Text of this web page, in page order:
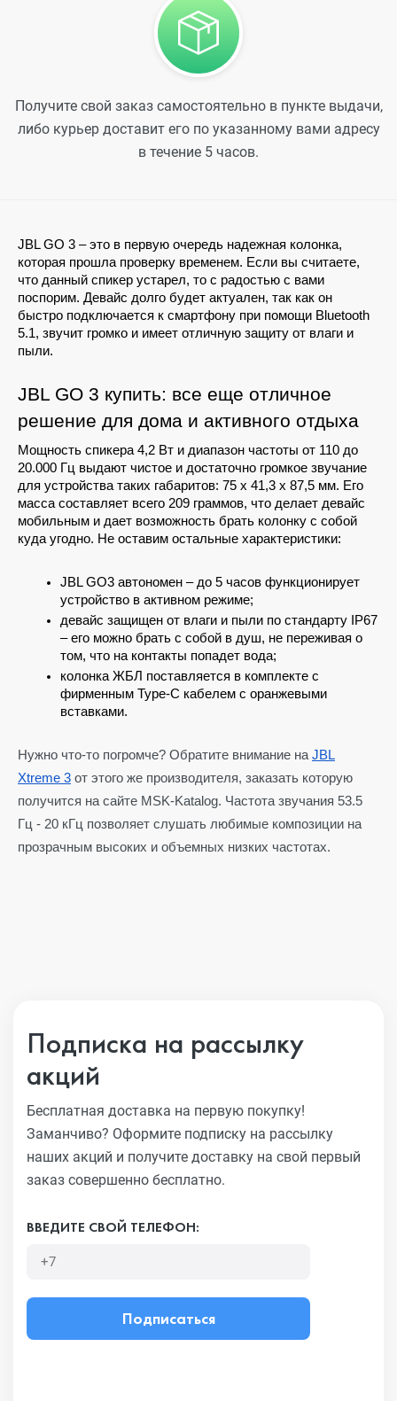
Получите свой заказ самостоятельно в пункте выдачи,
либо курьер доставит его по указанному вами адресу
в течение 5 часов.
JBL GO 3 – это в первую очередь надежная колонка,
которая прошла проверку временем. Если вы считаете,
что данный спикер устарел, то с радостью с вами
поспорим. Девайс долго будет актуален, так как он
быстро подключается к смартфону при помощи Bluetooth
5.1, звучит громко и имеет отличную защиту от влаги и
пыли.
JBL GO 3 купить: все еще отличное
решение для дома и активного отдыха
Мощность спикера 4,2 Вт и диапазон частоты от 110 до
20.000 Гц выдают чистое и достаточно громкое звучание
для устройства таких габаритов: 75 х 41,3 х 87,5 мм. Его
масса составляет всего 209 граммов, что делает девайс
мобильным и дает возможность брать колонку с собой
куда угодно. Не оставим остальные характеристики:
JBL GO3 автономен – до 5 часов функционирует
устройство в активном режиме;
девайс защищен от влаги и пыли по стандарту IP67
– его можно брать с собой в душ, не переживая о
том, что на контакты попадет вода;
колонка ЖБЛ поставляется в комплекте с
фирменным Type-C кабелем с оранжевыми
вставками.
Нужно что-то погромче? Обратите внимание на JBL
Xtreme 3 от этого же производителя, заказать которую
получится на сайте MSK-Katalog. Частота звучания 53.5
Гц - 20 кГц позволяет слушать любимые композиции на
прозрачным высоких и объемных низких частотах.
Подписка на рассылку
акций
Бесплатная доставка на первую покупку!
Заманчиво? Оформите подписку на рассылку
наших акций и получите доставку на свой первый
заказ совершенно бесплатно.
ВВЕДИТЕ СВОЙ ТЕЛЕФОН:
Подписаться